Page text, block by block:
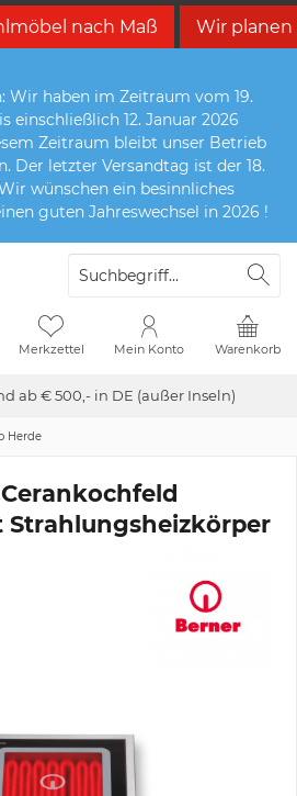
nach Maß Wir planen
Wir haben im Zeitraum vom 19.
einschließlich 12. Januar 2026
Zeitraum bleibt unser Betrieb
Der letzter Versandtag ist der 18.
wünschen ein besinnliches
guten Jahreswechsel in 2026 !
ab € 500,- in DE (außer Inseln)
Warenkorb
Merkzettel Mein Konto
Herde
Cerankochfeld
Strahlungsheizkörper